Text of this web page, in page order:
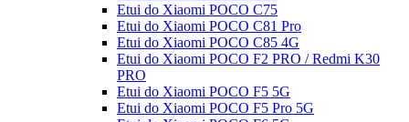
Etui do Xiaomi POCO C75
Etui do Xiaomi POCO C81 Pro
Etui do Xiaomi POCO C85 4G
Etui do Xiaomi POCO F2 PRO / Redmi K30
PRO
Etui do Xiaomi POCO F5 5G
Etui do Xiaomi POCO F5 Pro 5G